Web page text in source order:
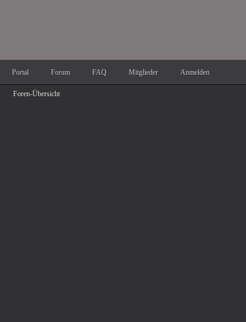
Portal Forum FAQ Mitglieder Anmelden
Foren-Übersicht